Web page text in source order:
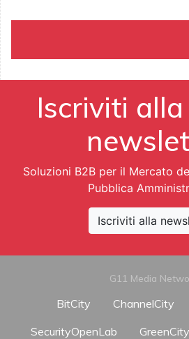
Iscriviti
Soluzioni B2B per il Mercato
Pubblica
Iscriviti alla
G11 Media
BitCity ChannelCity
SecurityOpenLab
GreenCity